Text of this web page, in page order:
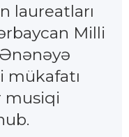
laureatları
Milli
mükafatı
musiqi